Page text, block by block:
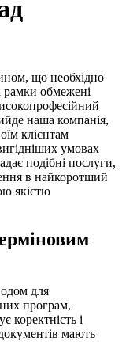
що необхідно
рамки обмежені
наша компанія,
клієнтам
умовах
подібні послуги,
в найкоротший
якістю
для
програм,
коректність і
мають